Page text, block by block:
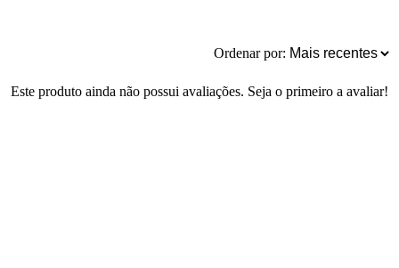
Ordenar por:
Este produto ainda não possui avaliações. Seja o primeiro a avaliar!